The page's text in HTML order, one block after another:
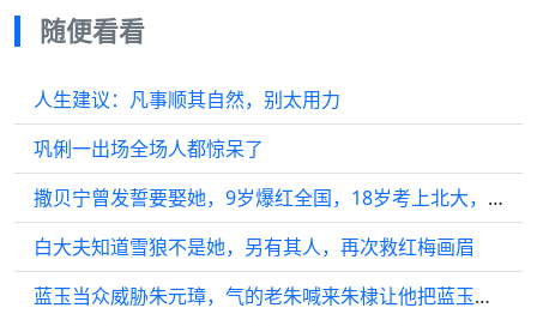
随便看看
人生建议：凡事顺其自然，别太用力
巩俐一出场全场人都惊呆了
撒贝宁曾发誓要娶她，9岁爆红全国，18岁考上北大，42岁的她至今未嫁，活成了这样……
白大夫知道雪狼不是她，另有其人，再次救红梅画眉
蓝玉当众威胁朱元璋，气的老朱喊来朱棣让他把蓝玉的本事全学回来